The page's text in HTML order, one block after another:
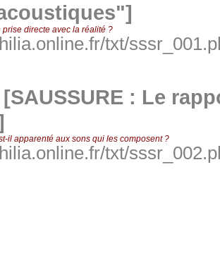
directe avec la réalité ?
txt/
: Le
il apparenté aux sons qui les composent ?
txt/